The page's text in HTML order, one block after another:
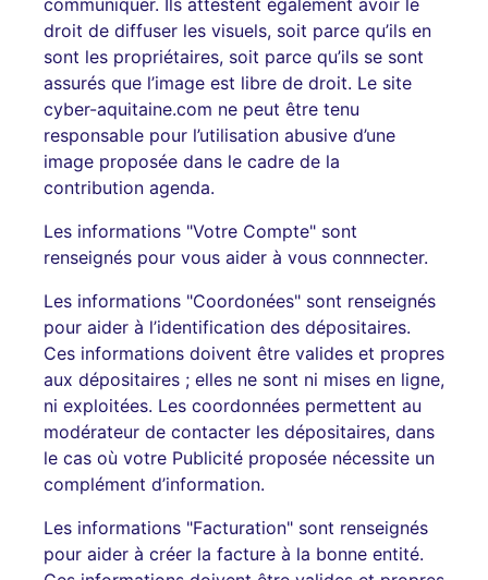
droit de diffuser les visuels, soit parce qu’ils en
sont les propriétaires, soit parce qu’ils se sont
assurés que l’image est libre de droit. Le site
cyber-aquitaine.com ne peut être tenu
responsable pour l’utilisation abusive d’une
image proposée dans le cadre de la
contribution agenda.
Les informations "Votre Compte" sont
renseignés pour vous aider à vous connnecter.
Les informations "Coordonées" sont renseignés
pour aider à l’identification des dépositaires.
Ces informations doivent être valides et propres
aux dépositaires ; elles ne sont ni mises en ligne,
ni exploitées. Les coordonnées permettent au
modérateur de contacter les dépositaires, dans
le cas où votre Publicité proposée nécessite un
complément d’information.
Les informations "Facturation" sont renseignés
pour aider à créer la facture à la bonne entité.